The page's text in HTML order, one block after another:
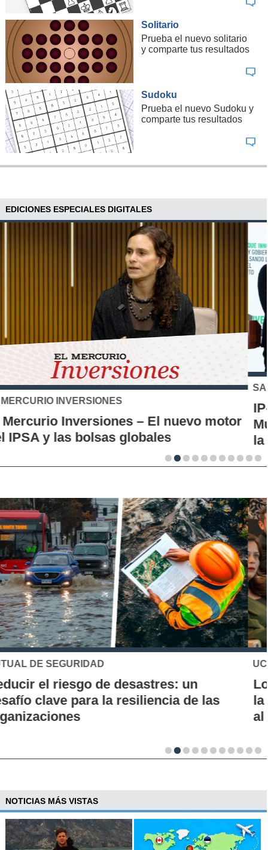
Solitario
Prueba el nuevo solitario
y comparte tus resultados
Sudoku
Prueba el nuevo Sudoku y
comparte tus resultados
EDICIONES ESPECIALES DIGITALES
SANTO TOMÁS
IP-CFT Santo Tomás y Red de Hubs
Municipales firman alianza para impulsar
la innovación en los territorios
UC
Los 70 años de la Carrera de Química de
la UC: Conoce su historia, hitos y aporte
al desarrollo científico del país
NOTICIAS MÁS VISTAS